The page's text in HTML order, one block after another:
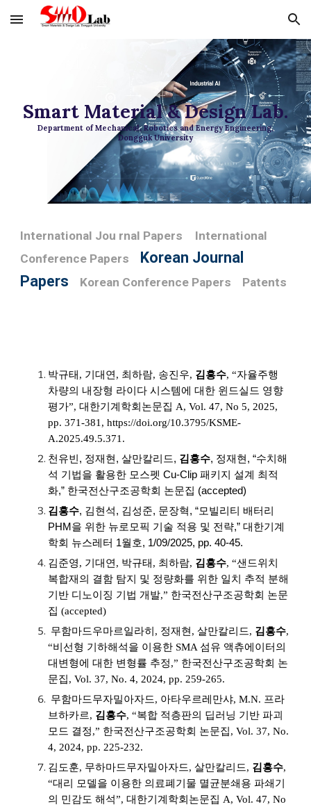
Skip to main content Skip to navigation
Smart Material & Design Lab.
Department of Mechanical, Robotics and Energy Engineering,
Dongguk University
International Jou rnal Papers
International
Conference Papers
Korean Journal
Papers
Korean Conference Papers Patents
박규태, 기대연, 최하람, 송진우, 김흥수, “자율주행
차량의 내장형 라이다 시스템에 대한 윈드실드 영향
평가”, 대한기계학회논문집 A, Vol. 47, No 5, 2025,
pp. 371-381, https://doi.org/10.3795/KSME-
A.2025.49.5.371.
천유빈 , 정재현 ,살만칼리드, 김흥수, 정재현 , “수치해
석 기법을 활용한 모스펫 Cu-Clip패키지 설계
최적
화,” 한국전산구조공학회 논문집 (accepted)
김흥수, 김현석, 김성준, 문장혁, “모빌리티 배터리
PHM 을 위한 뉴로모픽 기술 적용 및 전략,”대한기계
학회 뉴스레터 1월호, 1/09/2025, pp. 40-45.
김준영, 기대연, 박규태, 최하람, 김흥수, “샌드위치
복합재의 결함 탐지 및 정량화를 위한 일치 추적 분해
기반 디노이징 기법 개발,” 한국전산구조공학회 논문
집 (accepted)
무함마드우마르일라히, 정재현, 살만칼리드, 김흥수,
“비선형 기하해석을 이용한 SMA 섬유 액츄에이터의
대변형에 대한 변형률 추정,” 한국전산구조공학회 논
문집, Vol. 37, No. 4, 2024, pp. 259-265.
무함마드무자밀아자드, 아타우르레만샤, M.N. 프라
브하카르, 김흥수, “복합 적층판의 딥러닝 기반 파괴
모드 결정,” 한국전산구조공학회 논문집, Vol. 37, No.
4, 2024, pp. 225-232.
김도훈, 무하마드무자밀아자드, 살만칼리드, 김흥수,
“대리 모델을 이용한 의료폐기물 멸균분쇄용 파쇄기
의 민감도 해석”, 대한기계학회논문집 A, Vol. 47, No